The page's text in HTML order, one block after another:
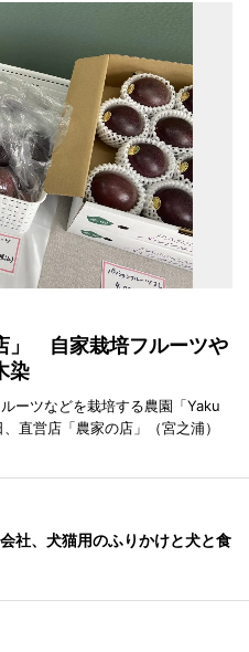
」 自家栽培フルーツや
染
ーツなどを栽培する農園「Yaku
直営店「農家の店」（宮之浦）
社、犬猫用のふりかけと犬と食